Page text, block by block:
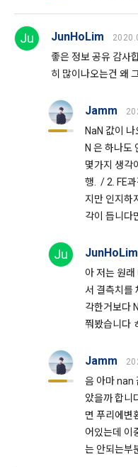
Ju JunHoLim
좋은 정보 공유 감사
히 많이나오는건 왜
Jamm
NaN 값이
N 은 하나도
몇가지 생각
행. / 2. FE
지만 인지하
각이 듭니다
Ju JunHoLim
아 저는 원
서 결측치를
각한거보다
쭤봤습니다
Jamm
음 아마 nan
았을까 합니
면 푸리에변
어있는데 이
는 안되는부